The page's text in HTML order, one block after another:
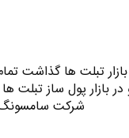
تبلت ها گذاشت
بازار پول ساز تبلت
شرکت سامسونگ